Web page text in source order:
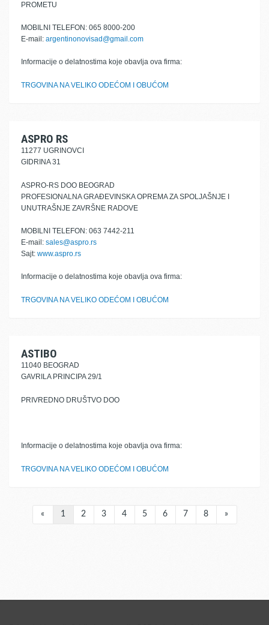
PROMETU
MOBILNI TELEFON: 065 8000-200
E-mail: argentinonovisad@gmail.com
Informacije o delatnostima koje obavlja ova firma:
TRGOVINA NA VELIKO ODEĆOM I OBUĆOM
ASPRO RS
11277 UGRINOVCI
GIDRINA 31
ASPRO-RS DOO BEOGRAD
PROFESIONALNA GRAĐEVINSKA OPREMA ZA SPOLJAŠNJE I
UNUTRAŠNJE ZAVRŠNE RADOVE
MOBILNI TELEFON: 063 7442-211
E-mail: sales@aspro.rs
Sajt: www.aspro.rs
Informacije o delatnostima koje obavlja ova firma:
TRGOVINA NA VELIKO ODEĆOM I OBUĆOM
ASTIBO
11040 BEOGRAD
GAVRILA PRINCIPA 29/1
PRIVREDNO DRUŠTVO DOO
Informacije o delatnostima koje obavlja ova firma:
TRGOVINA NA VELIKO ODEĆOM I OBUĆOM
« 1 2 3 4 5 6 7 8 »